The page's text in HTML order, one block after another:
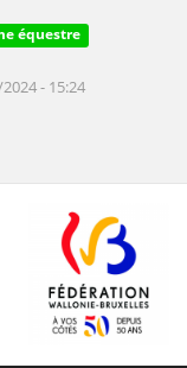
équestre
- 15:24